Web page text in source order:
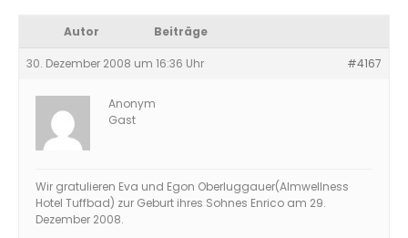
Autor Beiträge
30. Dezember 2008 um 16:36 Uhr #4167
Anonym
Gast
Wir gratulieren Eva und Egon Oberluggauer(Almwellness
Hotel Tuffbad) zur Geburt ihres Sohnes Enrico am 29.
Dezember 2008.